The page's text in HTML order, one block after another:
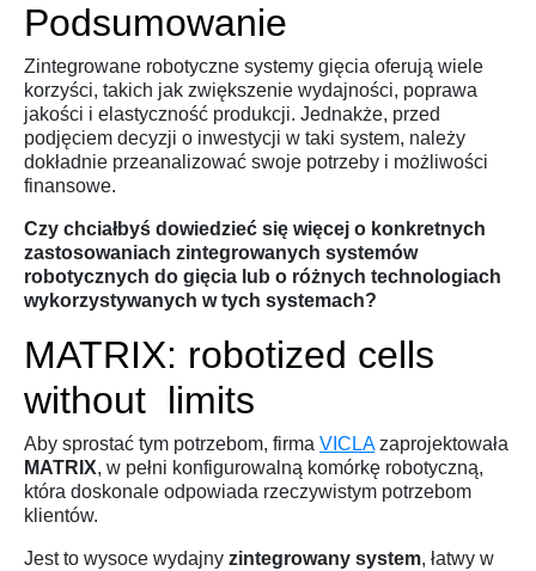
Podsumowanie
Zintegrowane robotyczne systemy gięcia oferują wiele
korzyści, takich jak zwiększenie wydajności, poprawa
jakości i elastyczność produkcji. Jednakże, przed
podjęciem decyzji o inwestycji w taki system, należy
dokładnie przeanalizować swoje potrzeby i możliwości
finansowe.
Czy chciałbyś dowiedzieć się więcej o konkretnych
zastosowaniach zintegrowanych systemów
robotycznych do gięcia lub o różnych technologiach
wykorzystywanych w tych systemach?
MATRIX: robotized cells
without limits
Aby sprostać tym potrzebom, firma VICLAzaprojektowała
MATRIX, w pełni konfigurowalną komórkę robotyczną,
która doskonale odpowiada rzeczywistym potrzebom
klientów.
Jest to wysoce wydajny zintegrowany system, łatwy w